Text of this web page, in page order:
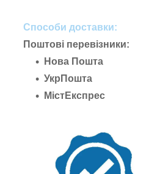
Способи доставки:
Поштові перевізники:
Нова Пошта
УкрПошта
МістЕкспрес